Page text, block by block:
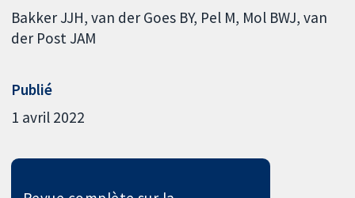
Bakker JJH van der Goes BY Pel M Mol BWJ van
der Post JAM
Publié
1 avril 2022